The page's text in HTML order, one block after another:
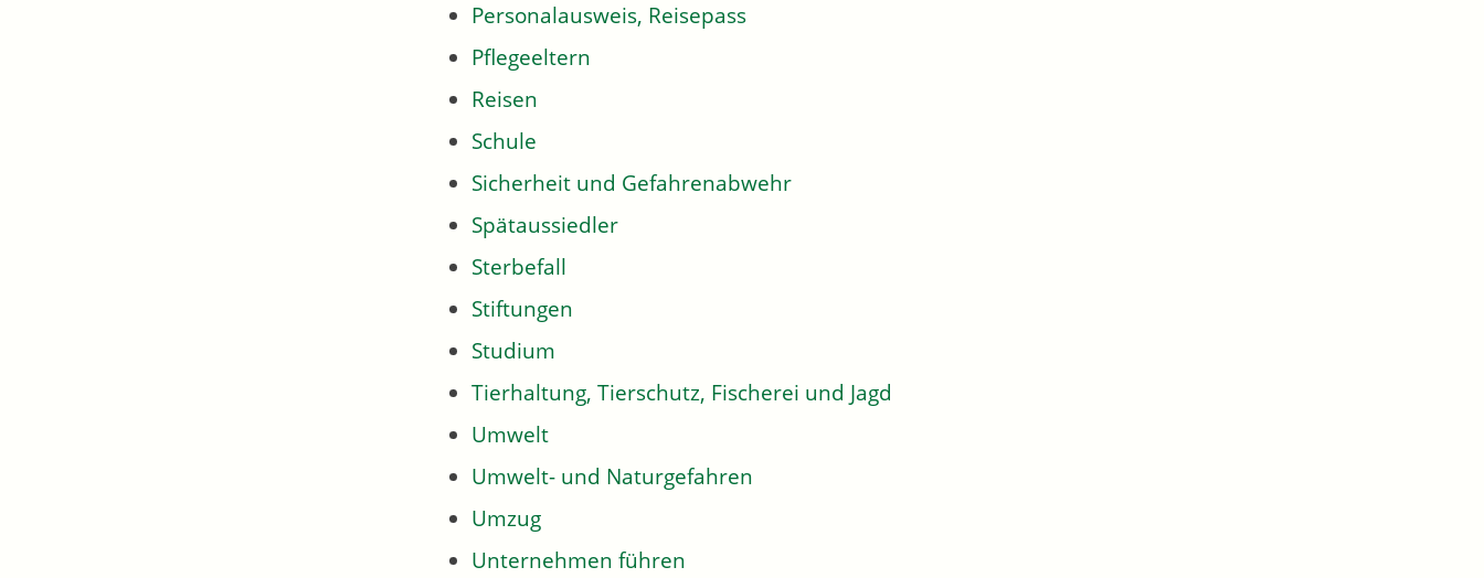
Personalausweis, Reisepass
Pflegeeltern
Reisen
Schule
Sicherheit und Gefahrenabwehr
Spätaussiedler
Sterbefall
Stiftungen
Studium
Tierhaltung, Tierschutz, Fischerei und Jagd
Umwelt
Umwelt- und Naturgefahren
Umzug
Unternehmen führen